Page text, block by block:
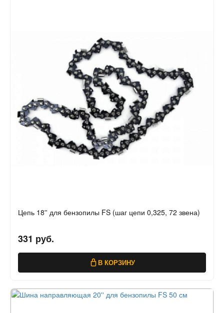
Цепь 18'' для бензопилы FS (шаг цепи 0,325, 72 звена)
331 руб.
В КОРЗИНУ